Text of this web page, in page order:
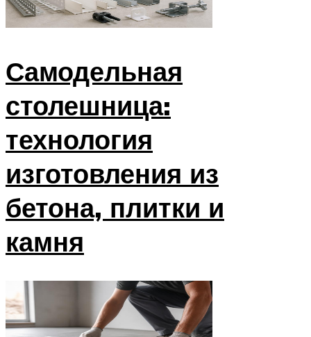
Самодельная
столешница:
технология
изготовления из
бетона, плитки и
камня